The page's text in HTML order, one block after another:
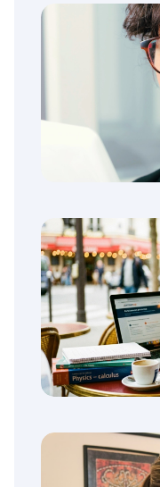
Les licences
contingentés
quoi ?
Parcoursup :
pires pour